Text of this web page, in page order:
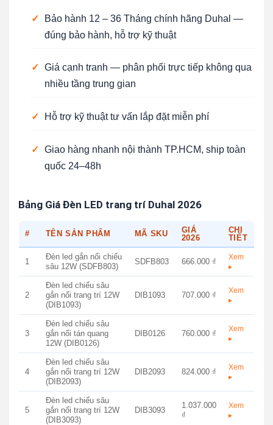
✓
Bảo hành 12 – 36 Tháng chính hãng Duhal —
đúng bảo hành, hỗ trợ kỹ thuật
✓ Giá cạnh tranh — phân phối trực tiếp không qua
nhiều tầng trung gian
✓ Hỗ trợ kỹ thuật tư vấn lắp đặt miễn phí
✓ Giao hàng nhanh nội thành TP.HCM, ship toàn
quốc 24–48h
Bảng Giá Đèn LED trang trí Duhal 2026
# TÊN SẢN PHẨM MÃ SKU
GIÁ
2026
CHI
TIẾT
1
Đèn led gắn nổi chiếu
sâu 12W (SDFB803)
SDFB803 666.000 ₫
Xem
▸
2
Đèn led chiếu sâu
gắn nổi trang trí 12W
(DIB1093)
DIB1093 707.000 ₫
Xem
▸
3
Đèn led chiếu sâu
gắn nổi tán quang
12W (DIB0126)
DIB0126 760.000 ₫
Xem
▸
4
Đèn led chiếu sâu
gắn nổi trang trí 12W
(DIB2093)
DIB2093 824.000 ₫
Xem
▸
5
Đèn led chiếu sâu
gắn nổi trang trí 12W
(DIB3093)
DIB3093
1.037.000
₫
Xem
▸